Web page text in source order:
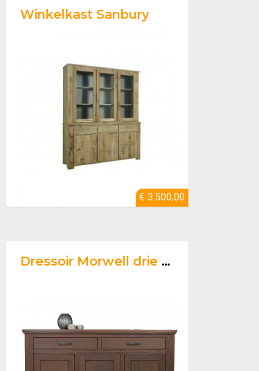
Winkelkast Sanbury
€ 3.500,00
Dressoir Morwell drie deurs